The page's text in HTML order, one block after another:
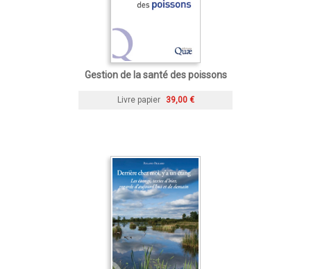
Gestion de la santé des poissons
Livre papier 39,00 €